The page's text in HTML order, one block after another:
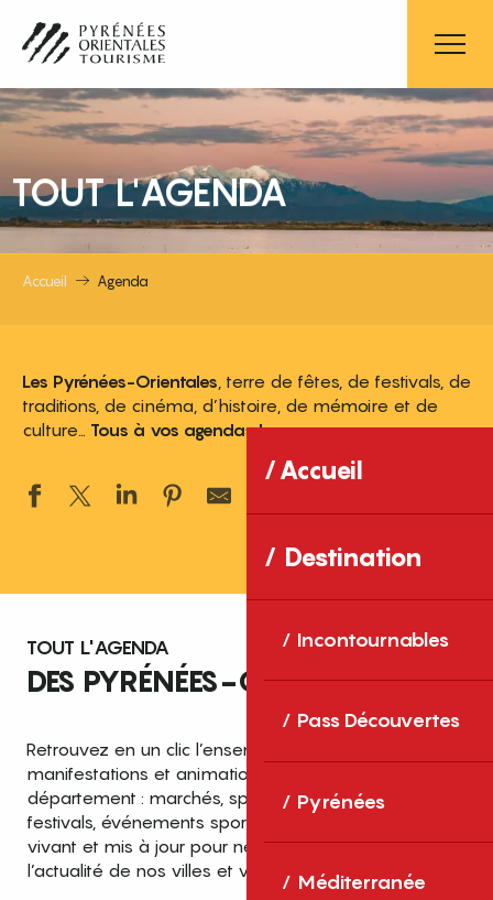
contenu
principal
Accueil
Destination
Incontournables
Pass Découvertes
Pyrénées
Méditerranée
TOUT L'AGENDA
Accueil Agenda
Les Pyrénées-Orientales , terre de fêtes, de festivals, de
traditions, de cinéma, d’histoire, de mémoire et de
culture… Tous à vos agendas !
TOUT L'AGENDA
DES PYRÉNÉES-ORIENTALES
Retrouvez en un clic l’ensemble des fêtes,
manifestations et animations recensées dans le
département : marchés, spectacles, expositions,
festivals, événements sportifs et culturels… un agenda
vivant et mis à jour pour ne rien manquer de
l’actualité de nos villes et villages.